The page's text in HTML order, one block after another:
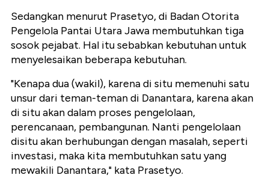
Sedangkan menurut Prasetyo, di Badan Otorita
Pengelola Pantai Utara Jawa membutuhkan tiga
sosok pejabat. Hal itu sebabkan kebutuhan untuk
menyelesaikan beberapa kebutuhan.
"Kenapa dua (wakil), karena di situ memenuhi satu
unsur dari teman-teman di Danantara, karena akan
di situ akan dalam proses pengelolaan,
perencanaan, pembangunan. Nanti pengelolaan
disitu akan berhubungan dengan masalah, seperti
investasi, maka kita membutuhkan satu yang
mewakili Danantara," kata Prasetyo.